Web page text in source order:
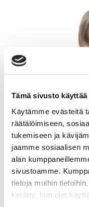
Tämä sivusto käyttää
Käytämme evästeitä
räätälöimiseen,
tukemiseen ja
jaamme sosiaalisen
alan
sivustoamme.
tietoja muihin
kerätty, kun olet